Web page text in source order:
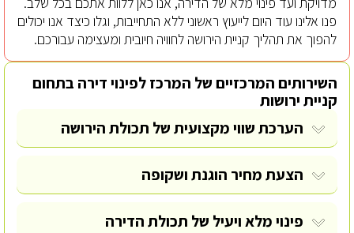
פנו אלינו עוד היום לייעוץ ראשוני ללא התחייבות, וגלו כיצד אנו יכולים
להפוך את תהליך קניית הירושה לחוויה חיובית ומעצימה עבורכם.
השירותים המרכזיים של המרכז לפינוי דירה בתחום
קניית ירושות
הערכת שווי מקצועית של תכולת הירושה
הצעת מחיר הוגנת ושקופה
פינוי מלא ויעיל של תכולת הדירה